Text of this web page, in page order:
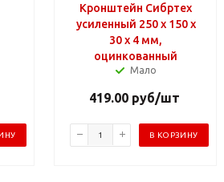
Кронштейн Сибртех
усиленный 250 х 150 х
30 х 4 мм,
оцинкованный
Мало
419.00руб/шт
В КОРЗИНУ